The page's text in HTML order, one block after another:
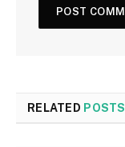
RELATED POSTS